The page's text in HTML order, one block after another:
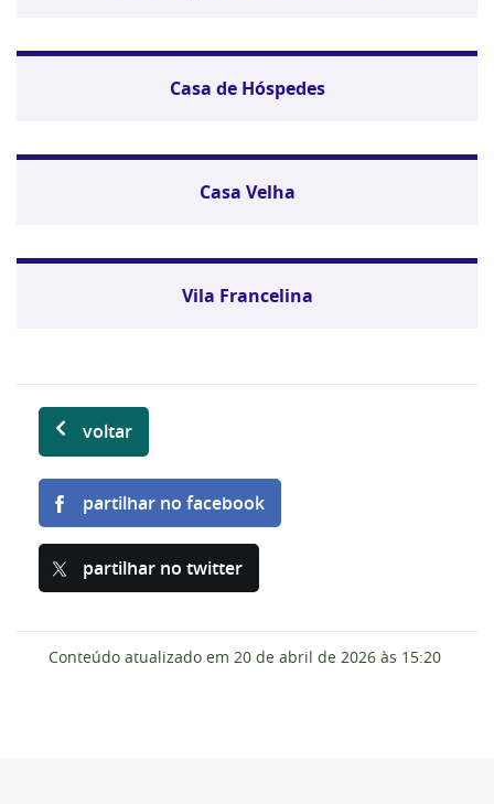
Casa de Hóspedes
Casa Velha
Vila Francelina
voltar
partilhar no facebook
partilhar no twitter
Conteúdo atualizado em 20 de abril de 2026 às 15:20